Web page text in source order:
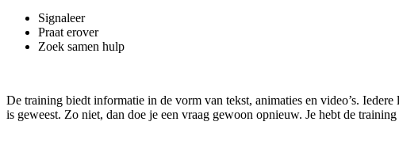
Signaleer
Praat erover
Zoek samen hulp
De training biedt informatie in de vorm van tekst, animaties en video’s.
is geweest. Zo niet, dan doe je een vraag gewoon opnieuw. Je hebt de